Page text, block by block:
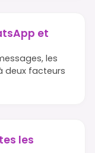
et
les
deux facteurs
les